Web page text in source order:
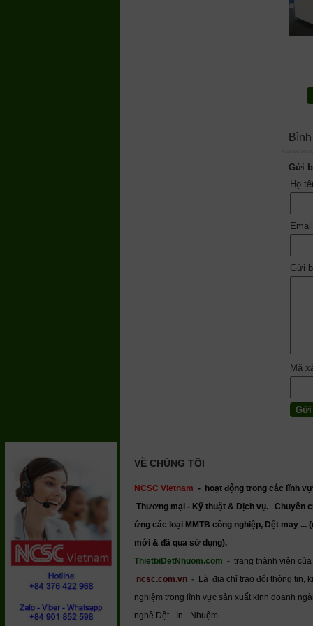
Gửi
Họ
Gửi
Mã
VỀ CHÚNG TÔI
NCSC Vietnam - hoạt động trong các lĩnh
Thương mại - Kỹ thuật & Dịch vụ. Chuyên
ứng các loại MMTB công nghiệp, Dệt may ...
mới & đã qua sử dụng).
ThietbiDetNhuom.com - trang thành viên của
ncsc.com.vn - Là địa chỉ trao đổi thông tin,
nghiệm trong lĩnh vực sản xuất kinh doanh
nghề Dệt - In - Nhuộm.